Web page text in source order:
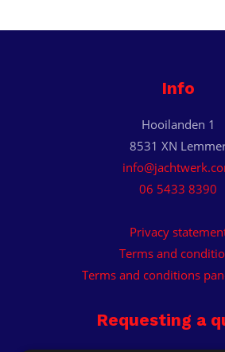
Info
Hooilanden 1
8531 XN
06 5433 8390
Privacy
Terms and
Terms and conditions
Requesting a